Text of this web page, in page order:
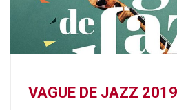
VAGUE DE JAZZ 2019